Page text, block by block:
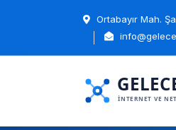
Ortabayır Mah.